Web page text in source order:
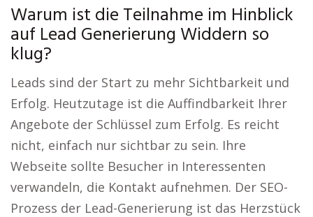
Warum ist die Teilnahme im Hinblick
auf Lead Generierung Widdern so
klug?
Leads sind der Start zu mehr Sichtbarkeit und
Erfolg. Heutzutage ist die Auffindbarkeit Ihrer
Angebote der Schlüssel zum Erfolg. Es reicht
nicht, einfach nur sichtbar zu sein. Ihre
Webseite sollte Besucher in Interessenten
verwandeln, die Kontakt aufnehmen. Der SEO-
Prozess der Lead-Generierung ist das Herzstück